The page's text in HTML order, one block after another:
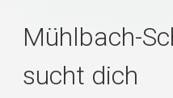
Mühlbach-
sucht dich